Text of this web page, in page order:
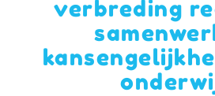
Over ons
Blog/
verbreding